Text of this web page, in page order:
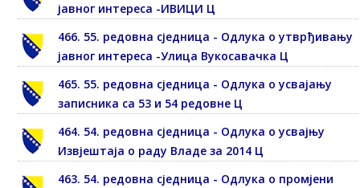
јавног интереса -ИВИЦИ Ц
466. 55. редовна сједница - Одлука о утврђивању
јавног интереса -Улица Вукосавачка Ц
465. 55. редовна сједница - Одлука о усвајању
записника са 53 и 54 редовне Ц
464. 54. редовна сједница - Одлука о усвајњу
Извјештаја о раду Владе за 2014 Ц
463. 54. редовна сједница - Одлука о промјени